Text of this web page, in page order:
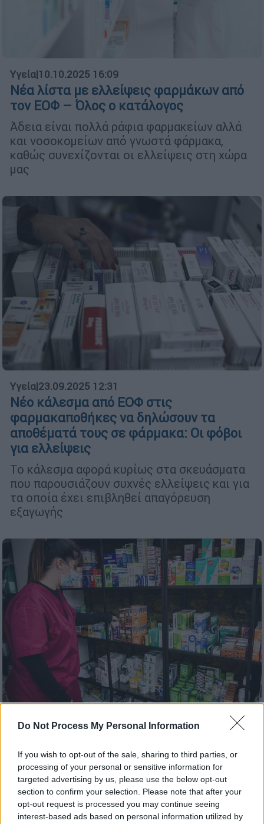
Do Not Process My Personal Information
If you wish to opt-out of the sale, sharing to third parties, or
processing of your personal or sensitive information for
targeted advertising by us, please use the below opt-out
section to confirm your selection. Please note that after your
opt-out request is processed you may continue seeing
interest-based ads based on personal information utilized by
Υγεία|10.10.2025 16:09
Νέα λίστα με ελλείψεις φαρμάκων από
τον ΕΟΦ – Όλος ο κατάλογος
Άδεια είναι πολλά ράφια φαρμακείων αλλά
και νοσοκομείων από γνωστά φάρμακα,
καθώς συνεχίζονται οι ελλείψεις στη χώρα
μας
Υγεία|23.09.2025 12:31
Νέο κάλεσμα από ΕΟΦ στις
φαρμακαποθήκες να δηλώσουν τα
αποθέματά τους σε φάρμακα: Οι φόβοι
για ελλείψεις
Το κάλεσμα αφορά κυρίως στα σκευάσματα
που παρουσιάζουν συχνές ελλείψεις και για
τα οποία έχει επιβληθεί απαγόρευση
εξαγωγής
Υγεία|13.05.2024 06:45
ευρωεκλογές: Πώς θα επιβαρυνθούν οι
ασθενείς - Στη λίστα ήδη ακριβά
σκευάσματα
Αν και οι αυξήσεις επρόκειτο να δοθούν